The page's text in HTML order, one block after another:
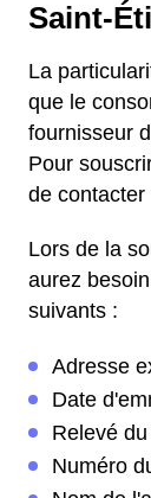
Saint-
La
que le
fournisseur
Pour
de contacter
Lors de la
aurez
suivants :
Adresse
Date
Relevé
Numéro